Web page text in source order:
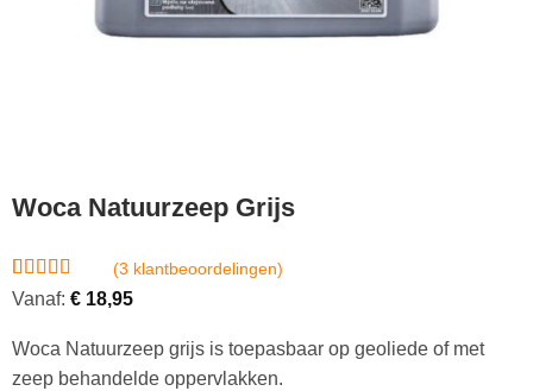
Woca Natuurzeep Grijs
Gewaardeerd
op
3
klantbeoordelingen
(3 klantbeoordelingen)
Vanaf: €18,95
Woca Natuurzeep grijs is toepasbaar op geoliede of met
zeep behandelde oppervlakken.